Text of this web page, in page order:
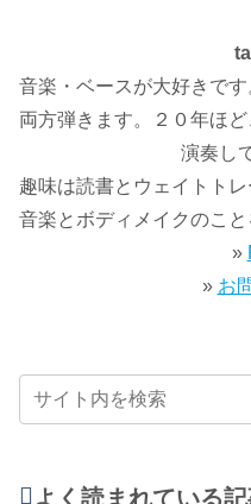
音楽・ベースが大好きで
両方弾きます。２０年ほ
演奏し
趣味は読書とウェイトトレ
音楽とボディメイクのこと
»
» お
よく読まれている